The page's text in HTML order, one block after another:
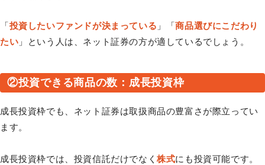
「投資したいファンドが決まっている 」「商品選びにこだわり
たい 」という人は、ネット証券の方が適しているでしょう。
②投資できる商品の数：成長投資枠
成長投資枠でも、ネット証券は取扱商品の豊富さが際立ってい
ます。
成長投資枠では、投資信託だけでなく株式にも投資可能です。